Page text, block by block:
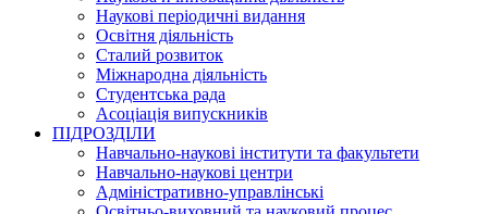
Наукові періодичні видання
Освітня діяльність
Сталий розвиток
Міжнародна діяльність
Студентська рада
Асоціація випускників
ПІДРОЗДІЛИ
Навчально-наукові інститути та факультети
Навчально-наукові центри
Адміністративно-управлінські